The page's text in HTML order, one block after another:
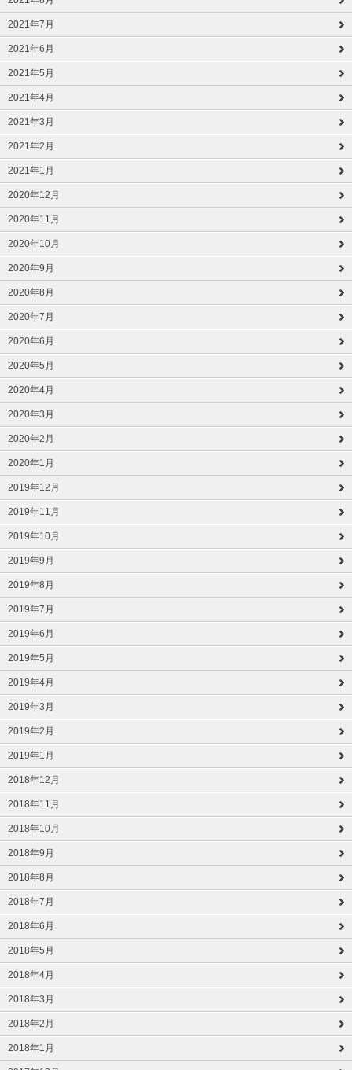
2021年7月
2021年6月
2021年5月
2021年4月
2021年3月
2021年2月
2021年1月
2020年12月
2020年11月
2020年10月
2020年9月
2020年8月
2020年7月
2020年6月
2020年5月
2020年4月
2020年3月
2020年2月
2020年1月
2019年12月
2019年11月
2019年10月
2019年9月
2019年8月
2019年7月
2019年6月
2019年5月
2019年4月
2019年3月
2019年2月
2019年1月
2018年12月
2018年11月
2018年10月
2018年9月
2018年8月
2018年7月
2018年6月
2018年5月
2018年4月
2018年3月
2018年2月
2018年1月